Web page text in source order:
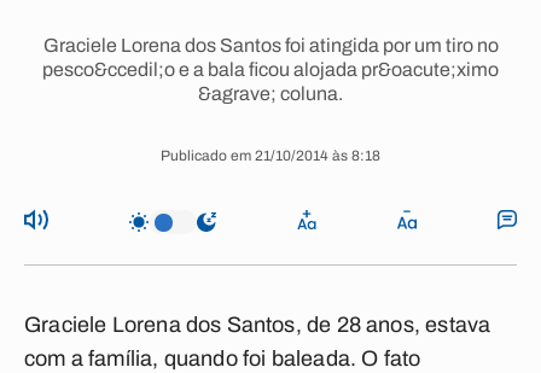
Graciele Lorena dos Santos foi atingida por um tiro no
pesco&ccedil;o e a bala ficou alojada pr&oacute;ximo
&agrave; coluna.
Publicado em 21/10/2014 às 8:18
Graciele Lorena dos Santos, de 28 anos, estava
com a família, quando foi baleada. O fato